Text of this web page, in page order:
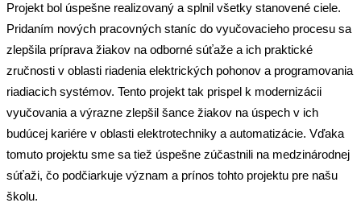
Projekt bol úspešne realizovaný a splnil všetky stanovené ciele.
Pridaním nových pracovných staníc do vyučovacieho procesu sa
zlepšila príprava žiakov na odborné súťaže a ich praktické
zručnosti v oblasti riadenia elektrických pohonov a programovania
riadiacich systémov. Tento projekt tak prispel k modernizácii
vyučovania a výrazne zlepšil šance žiakov na úspech v ich
budúcej kariére v oblasti elektrotechniky a automatizácie. Vďaka
tomuto projektu sme sa tiež úspešne zúčastnili na medzinárodnej
súťaži, čo podčiarkuje význam a prínos tohto projektu pre našu
školu.